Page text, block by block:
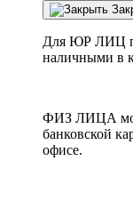
Для ЮР ЛИЦ
наличными в
ФИЗ ЛИЦА
банковской
офисе.